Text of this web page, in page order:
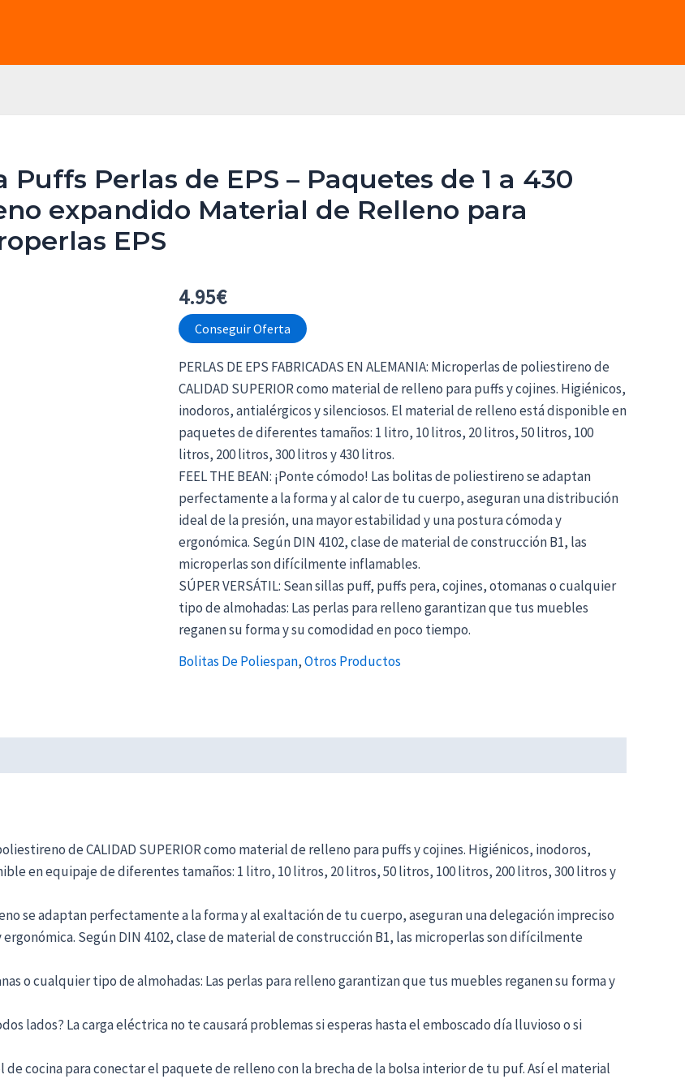
Perlas de EPS – Paquetes de 1 a 430
expandido Material de Relleno para
EPS
4.95€
Conseguir Oferta
PERLAS DE EPS FABRICADAS EN ALEMANIA: Microperlas de poliestireno de
CALIDAD SUPERIOR como material de relleno para puffs y cojines. Higiénicos,
inodoros, antialérgicos y silenciosos. El material de relleno está disponible en
paquetes de diferentes tamaños: 1 litro, 10 litros, 20 litros, 50 litros, 100
litros, 200 litros, 300 litros y 430 litros.
FEEL THE BEAN: ¡Ponte cómodo! Las bolitas de poliestireno se adaptan
perfectamente a la forma y al calor de tu cuerpo, aseguran una distribución
ideal de la presión, una mayor estabilidad y una postura cómoda y
ergonómica. Según DIN 4102, clase de material de construcción B1, las
microperlas son difícilmente inflamables.
SÚPER VERSÁTIL: Sean sillas puff, puffs pera, cojines, otomanas o cualquier
tipo de almohadas: Las perlas para relleno garantizan que tus muebles
reganen su forma y su comodidad en poco tiempo.
Bolitas De Poliespan,Otros Productos
poliestireno de CALIDAD SUPERIOR como material de relleno para puffs y cojines. Higiénicos, inodoros,
en equipaje de diferentes tamaños: 1 litro, 10 litros, 20 litros, 50 litros, 100 litros, 200 litros, 300 litros y
se adaptan perfectamente a la forma y al exaltación de tu cuerpo, aseguran una delegación impreciso
Según DIN 4102, clase de material de construcción B1, las microperlas son difícilmente
o cualquier tipo de almohadas: Las perlas para relleno garantizan que tus muebles reganen su forma y
lados? La carga eléctrica no te causará problemas si esperas hasta el emboscado día lluvioso o si
de cocina para conectar el paquete de relleno con la brecha de la bolsa interior de tu puf. Así el material